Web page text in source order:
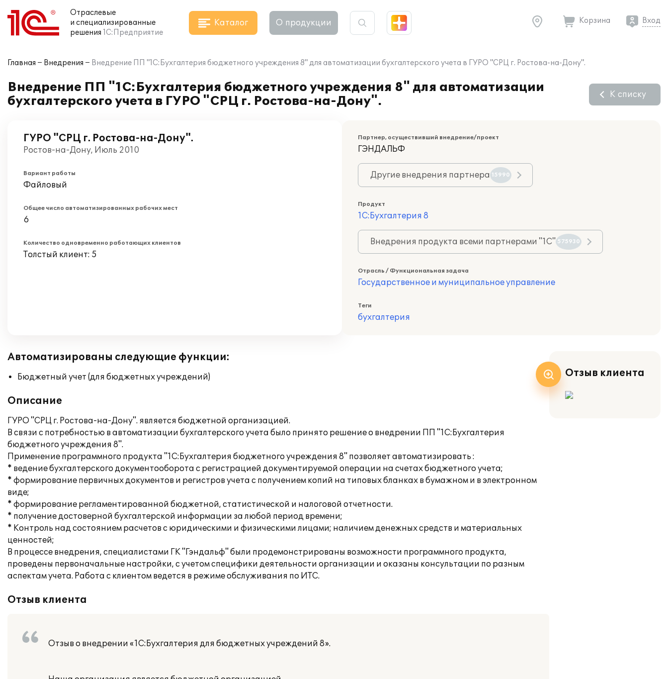
Отраслевые
и специализированные
решения 1С:Предприятие
Каталог О продукции Корзина Вход
Главная Внедрения Внедрение ПП "1С:Бухгалтерия бюджетного учреждения 8" для автоматизации бухгалтерского учета в ГУРО "СРЦ г. Ростова-на-Дону".
Внедрение ПП "1С:Бухгалтерия бюджетного учреждения 8" для автоматизации
бухгалтерского учета в ГУРО "СРЦ г. Ростова-на-Дону".
К списку
ГУРО "СРЦ г. Ростова-на-Дону".
Ростов-на-Дону, Июль 2010
Вариант работы
Файловый
Общее число автоматизированных рабочих мест
6
Количество одновременно работающих клиентов
Толстый клиент: 5
Партнер, осуществивший внедрение/проект
ГЭНДАЛЬФ
Другие внедрения партнера 15990
Продукт
1С:Бухгалтерия 8
Внедрения продукта всеми партнерами "1С" 575930
Отрасль / Функциональная задача
Государственное и муниципальное управление
Теги
бухгалтерия
Автоматизированы следующие функции:
Бюджетный учет (для бюджетных учреждений)
Описание
ГУРО "СРЦ г. Ростова-на-Дону". является бюджетной организацией.
В связи с потребностью в автоматизации бухгалтерского учета было принято решение о внедрении ПП "1С:Бухгалтерия
бюджетного учреждения 8".
Применение программного продукта "1С:Бухгалтерия бюджетного учреждения 8" позволяет автоматизировать :
* ведение бухгалтерского документооборота с регистрацией документируемой операции на счетах бюджетного учета;
* формирование первичных документов и регистров учета с получением копий на типовых бланках в бумажном и в электронном
виде;
* формирование регламентированной бюджетной, статистической и налоговой отчетности.
* получение достоверной бухгалтерской информации за любой период времени;
* Контроль над состоянием расчетов с юридическими и физическими лицами; наличием денежных средств и материальных
ценностей;
В процессе внедрения, специалистами ГК "Гэндальф" были продемонстрированы возможности программного продукта,
проведены первоначальные настройки, с учетом специфики деятельности организации и оказаны консультации по разным
аспектам учета. Работа с клиентом ведется в режиме обслуживания по ИТС.
Отзыв клиента
Отзыв о внедрении «1С:Бухгалтерия для бюджетных учреждений 8».
Отзыв клиента